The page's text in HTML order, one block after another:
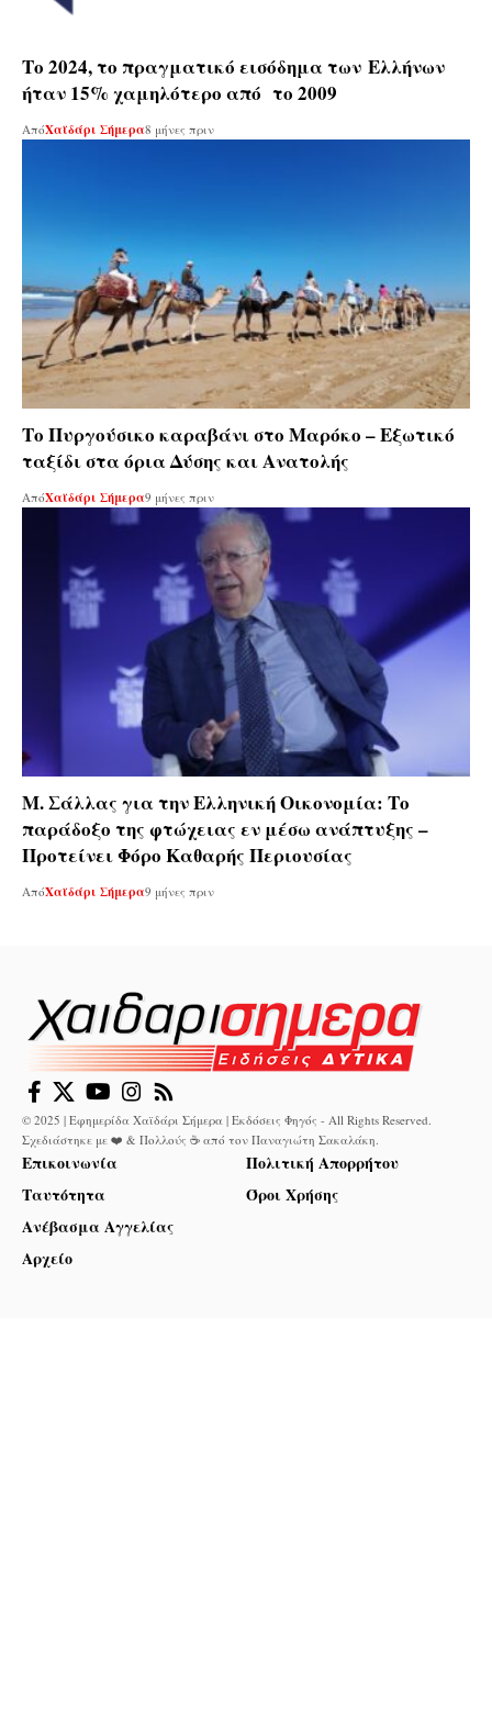
Το 2024, το πραγματικό εισόδημα των Ελλήνων
ήταν 15% χαμηλότερο από το 2009
ΑπόΧαϊδάρι Σήμερα8 μήνες πριν
Το Πυργούσικο καραβάνι στο Μαρόκο – Εξωτικό
ταξίδι στα όρια Δύσης και Ανατολής
ΑπόΧαϊδάρι Σήμερα9 μήνες πριν
Μ. Σάλλας για την Ελληνική Οικονομία: Το
παράδοξο της φτώχειας εν μέσω ανάπτυξης –
Προτείνει Φόρο Καθαρής Περιουσίας
ΑπόΧαϊδάρι Σήμερα9 μήνες πριν
© 2025 | Εφημερίδα Χαϊδάρι Σήμερα | Εκδόσεις Φηγός - All Rights Reserved.
Σχεδιάστηκε με ❤️ & Πολλούς ☕ από τον Παναγιώτη Σακαλάκη.
Επικοινωνία
Ταυτότητα
Ανέβασμα Αγγελίας
Αρχείο
Πολιτική Απορρήτου
Όροι Χρήσης